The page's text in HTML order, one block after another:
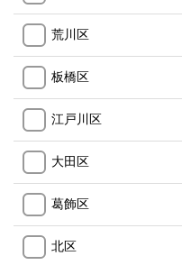
荒川区
板橋区
江戸川区
大田区
葛飾区
北区